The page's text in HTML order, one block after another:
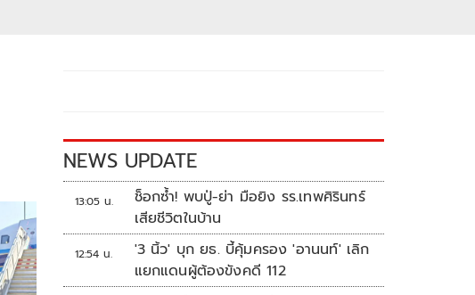
NEWS UPDATE
13:05 น.
ช็อกซ้ำ! พบปู่-ย่า มือยิง รร.เทพศิรินทร์
เสียชีวิตในบ้าน
12:54 น.
'3 นิ้ว' บุก ยธ. บี้คุ้มครอง 'อานนท์' เลิก
แยกแดนผู้ต้องขังคดี 112